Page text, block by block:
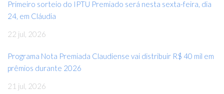
Primeiro sorteio do IPTU Premiado será nesta sexta-feira, dia
24, em Cláudia
22 jul, 2026
Programa Nota Premiada Claudiense vai distribuir R$ 40 mil em
prêmios durante 2026
21 jul, 2026